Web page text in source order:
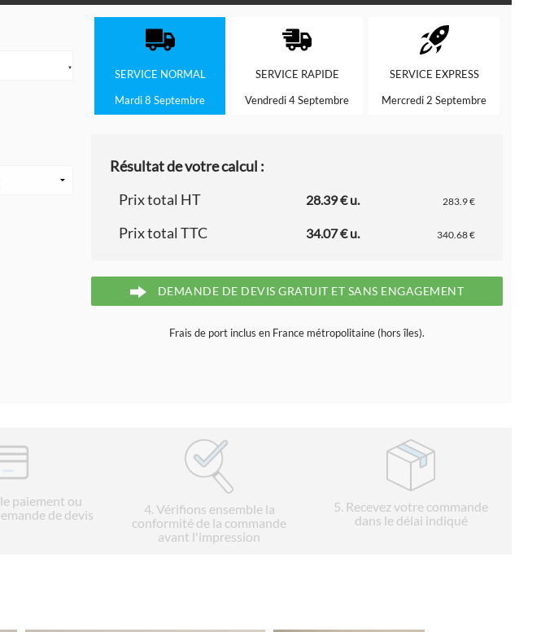
▼
SERVICE NORMAL
Mardi 8 Septembre
SERVICE RAPIDE
Vendredi 4 Septembre
SERVICE EXPRESS
Mercredi 2 Septembre
Résultat de votre calcul :
Prix total HT
28.39 € u. 283.9 €
Prix total TTC 34.07 € u. 340.68 €
DEMANDE DE DEVIS GRATUIT ET SANS ENGAGEMENT
Frais de port inclus en France métropolitaine (hors îles).
le paiement ou
de devis
4. Vérifions ensemble la
conformité de la commande
avant l'impression
5. Recevez votre commande
dans le délai indiqué